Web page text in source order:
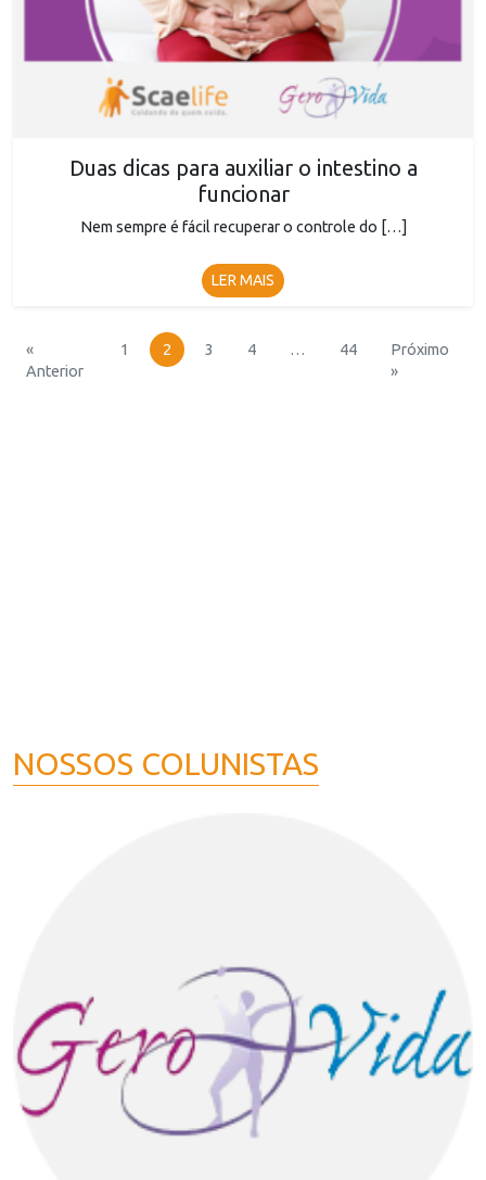
Duas dicas para auxiliar o intestino a
funcionar
Nem sempre é fácil recuperar o controle do […]
LER MAIS
«
Anterior
1 2 3 4 … 44
Próximo
»
NOSSOS COLUNISTAS